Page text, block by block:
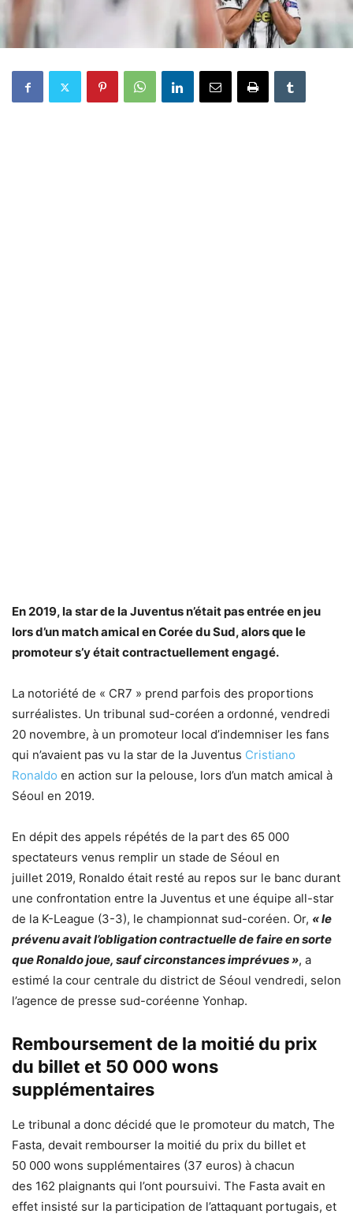
En 2019, la star de la Juventus n’était pas entrée en jeu
lors d’un match amical en Corée du Sud, alors que le
promoteur s’y était contractuellement engagé.
La notoriété de « CR7 » prend parfois des proportions
surréalistes. Un tribunal sud-coréen a ordonné, vendredi
20 novembre, à un promoteur local d’indemniser les fans
qui n’avaient pas vu la star de la Juventus Cristiano
Ronaldo en action sur la pelouse, lors d’un match amical à
Séoul en 2019.
En dépit des appels répétés de la part des 65 000
spectateurs venus remplir un stade de Séoul en
juillet 2019, Ronaldo était resté au repos sur le banc durant
une confrontation entre la Juventus et une équipe all-star
de la K-League (3-3), le championnat sud-coréen. Or, « le
prévenu avait l’obligation contractuelle de faire en sorte
que Ronaldo joue, sauf circonstances imprévues », a
estimé la cour centrale du district de Séoul vendredi, selon
l’agence de presse sud-coréenne Yonhap.
Remboursement de la moitié du prix
du billet et 50 000 wons
supplémentaires
Le tribunal a donc décidé que le promoteur du match, The
Fasta, devait rembourser la moitié du prix du billet et
50 000 wons supplémentaires (37 euros) à chacun
des 162 plaignants qui l’ont poursuivi. The Fasta avait en
effet insisté sur la participation de l’attaquant portugais, et